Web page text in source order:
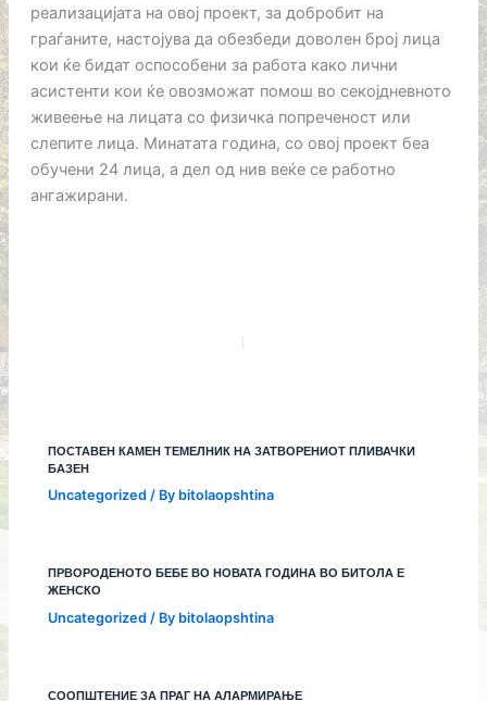
реализацијата на овој проект, за добробит на
граѓаните, настојува да обезбеди доволен број лица
кои ќе бидат оспособени за работа како лични
асистенти кои ќе овозможат помош во секојдневното
живеење на лицата со физичка попреченост или
слепите лица. Минатата година, со овој проект беа
обучени 24 лица, а дел од нив веќе се работно
ангажирани.
ПОСТАВЕН КАМЕН ТЕМЕЛНИК НА ЗАТВОРЕНИОТ ПЛИВАЧКИ
БАЗЕН
Uncategorized / By bitolaopshtina
ПРВОРОДЕНОТО БЕБЕ ВО НОВАТА ГОДИНА ВО БИТОЛА Е
ЖЕНСКО
Uncategorized / By bitolaopshtina
СООПШТЕНИЕ ЗА ПРАГ НА АЛАРМИРАЊЕ